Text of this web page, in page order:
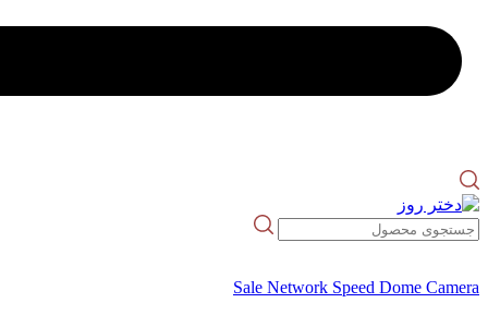
Sale Network Speed Dome Camera